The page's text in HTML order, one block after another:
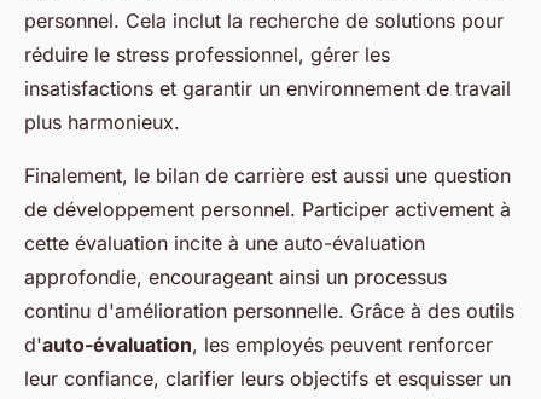
personnel. Cela inclut la recherche de solutions pour
réduire le stress professionnel, gérer les
insatisfactions et garantir un environnement de travail
plus harmonieux.
Finalement, le bilan de carrière est aussi une question
de développement personnel. Participer activement à
cette évaluation incite à une auto-évaluation
approfondie, encourageant ainsi un processus
continu d'amélioration personnelle. Grâce à des outils
d'auto-évaluation, les employés peuvent renforcer
leur confiance, clarifier leurs objectifs et esquisser un